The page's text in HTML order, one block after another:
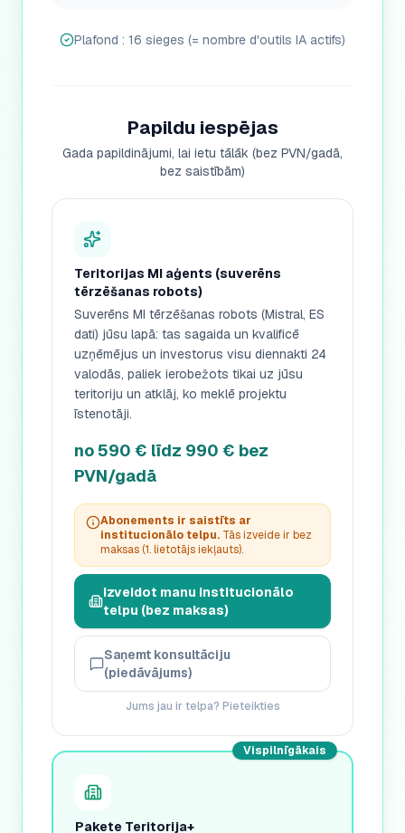
Plafond : 16 sieges (= nombre d'outils IA actifs)
Papildu iespējas
Gada papildinājumi, lai ietu tālāk (bez PVN/gadā,
bez saistībām)
Teritorijas MI aģents (suverēns
tērzēšanas robots)
Suverēns MI tērzēšanas robots (Mistral, ES
dati) jūsu lapā: tas sagaida un kvalificē
uzņēmējus un investorus visu diennakti 24
valodās, paliek ierobežots tikai uz jūsu
teritoriju un atklāj, ko meklē projektu
īstenotāji.
no 590 € līdz 990 € bez
PVN/gadā
Abonements ir saistīts ar
institucionālo telpu. Tās izveide ir bez
maksas (1. lietotājs iekļauts).
Izveidot manu institucionālo
telpu (bez maksas)
Saņemt konsultāciju
(piedāvājums)
Jums jau ir telpa? Pieteikties
Vispilnīgākais
Pakete Teritorija+